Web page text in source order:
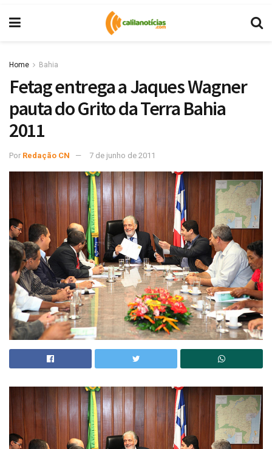
Home Bahia
Fetag entrega a Jaques Wagner
pauta do Grito da Terra Bahia
2011
Por Redação CN 7 de junho de 2011